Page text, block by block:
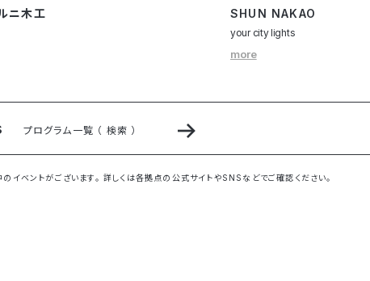
ニ木工 SHUN NAKAO
your city lights
more
プログラム一覧 （ 検索 ）
イベントがございます。 詳しくは各拠点の公式サイトやSNSなどでご確認ください。